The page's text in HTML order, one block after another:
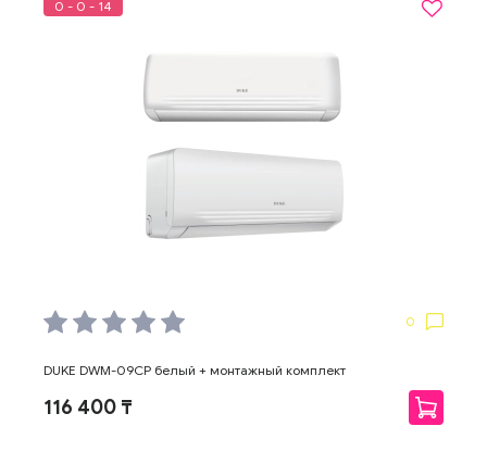
0 - 0 - 14
0
DUKE DWM-09CP белый + монтажный комплект
116 400 ₸